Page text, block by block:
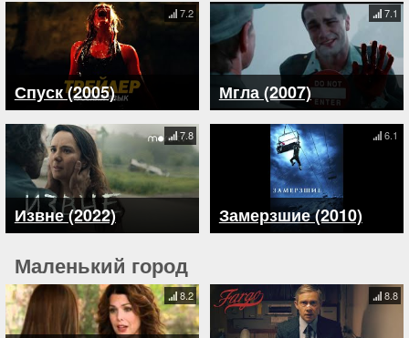
Спуск (2005)
7.2
Мгла (2007)
7.1
Извне (2022)
7.8
Замерзшие (2010)
6.1
Маленький город
8.2 8.8